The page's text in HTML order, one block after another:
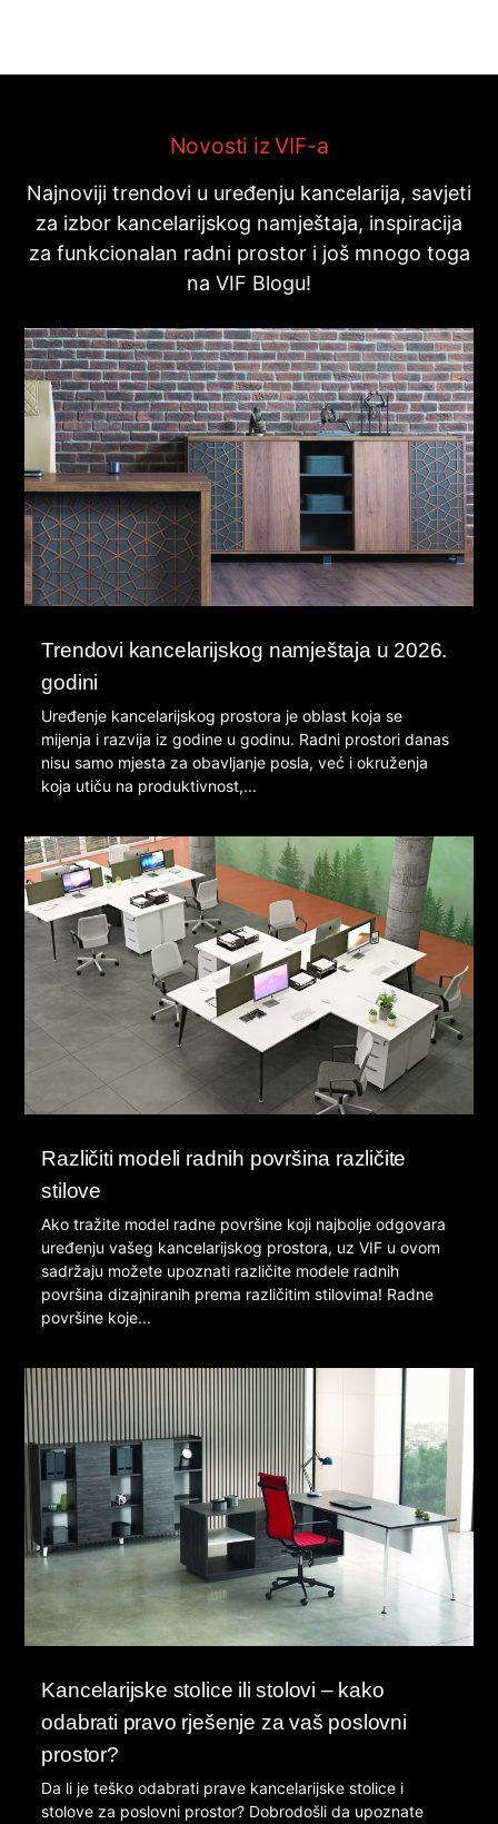
Novosti iz VIF-a
Najnoviji trendovi u uređenju kancelarija, savjeti
za izbor kancelarijskog namještaja, inspiracija
za funkcionalan radni prostor i još mnogo toga
na VIF Blogu!
Trendovi kancelarijskog namještaja u 2026.
godini
Uređenje kancelarijskog prostora je oblast koja se
mijenja i razvija iz godine u godinu. Radni prostori danas
nisu samo mjesta za obavljanje posla, već i okruženja
koja utiču na produktivnost,...
Različiti modeli radnih površina različite
stilove
Ako tražite model radne površine koji najbolje odgovara
uređenju vašeg kancelarijskog prostora, uz VIF u ovom
sadržaju možete upoznati različite modele radnih
površina dizajniranih prema različitim stilovima! Radne
površine koje...
Kancelarijske stolice ili stolovi – kako
odabrati pravo rješenje za vaš poslovni
prostor?
Da li je teško odabrati prave kancelarijske stolice i
stolove za poslovni prostor? Dobrodošli da upoznate